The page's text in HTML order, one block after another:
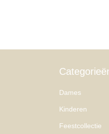
Dames
Kinderen
Feestcollectie